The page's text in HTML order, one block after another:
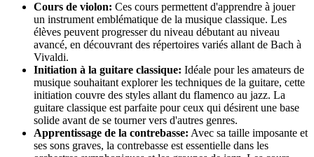
Cours de violon: Ces cours permettent d'apprendre à jouer
un instrument emblématique de la musique classique. Les
élèves peuvent progresser du niveau débutant au niveau
avancé, en découvrant des répertoires variés allant de Bach à
Vivaldi.
Initiation à la guitare classique: Idéale pour les amateurs de
musique souhaitant explorer les techniques de la guitare, cette
initiation couvre des styles allant du flamenco au jazz. La
guitare classique est parfaite pour ceux qui désirent une base
solide avant de se tourner vers d'autres genres.
Apprentissage de la contrebasse: Avec sa taille imposante et
ses sons graves, la contrebasse est essentielle dans les